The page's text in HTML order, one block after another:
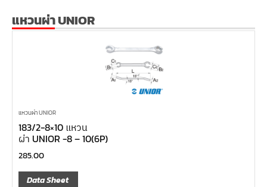
แหวนผ่า UNIOR
แหวนผ่า UNIOR
183/2-8×10 แหวน
ผ่า UNIOR -8 – 10(6P)
285.00
Data Sheet